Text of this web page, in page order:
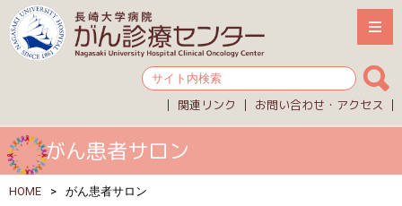
関連リンク お問い合わせ・アクセス
がん患者サロン
HOME がん患者サロン